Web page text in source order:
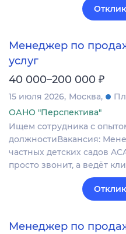
Менеджер по
услуг
40 000–200 000 ₽
15 июля 2026 Москва
ОАНО "Перспектива"
Ищем сотрудника с
должностиВакансия:
частных детских садов
просто звонит, а ведёт
Менеджер по